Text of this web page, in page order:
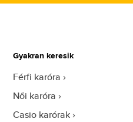
Gyakran keresik
Férfi karóra
Női karóra
Casio karórak